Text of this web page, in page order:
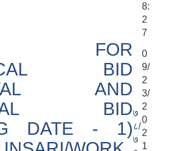
8:
2
7
FOR
BID
AND
BID
DATE - 1)
७
८/
७
0
9/
2
3/
2
0
2
1